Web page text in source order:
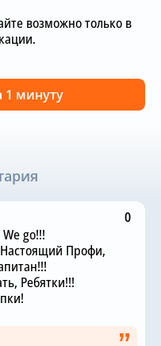
возможно только в
1 минуту
0
go!!!
Профи,
Ребятки!!!